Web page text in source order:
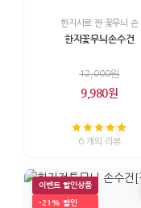
한지사로 짠 꽃무늬 손
한지꽃무늬손수건
12,000원
9,980원
6 개의 리뷰
이벤트 할인상품
-21% 할인